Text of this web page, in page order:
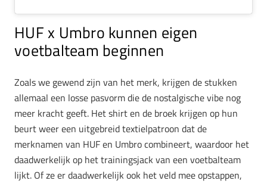
HUF x Umbro kunnen eigen
voetbalteam beginnen
Zoals we gewend zijn van het merk, krijgen de stukken
allemaal een losse pasvorm die de nostalgische vibe nog
meer kracht geeft. Het shirt en de broek krijgen op hun
beurt weer een uitgebreid textielpatroon dat de
merknamen van HUF en Umbro combineert, waardoor het
daadwerkelijk op het trainingsjack van een voetbalteam
lijkt. Of ze er daadwerkelijk ook het veld mee opstappen,